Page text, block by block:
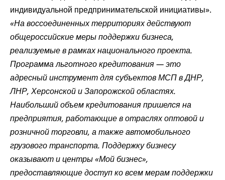
индивидуальной предпринимательской инициативы».
«На воссоединенных территориях действуют
общероссийские меры поддержки бизнеса,
реализуемые в рамках национального проекта.
Программа льготного кредитования — это
адресный инструмент для субъектов МСП в ДНР,
ЛНР, Херсонской и Запорожской областях.
Наибольший объем кредитования пришелся на
предприятия, работающие в отраслях оптовой и
розничной торговли, а также автомобильного
грузового транспорта. Поддержку бизнесу
оказывают и центры «Мой бизнес»,
предоставляющие доступ ко всем мерам поддержки